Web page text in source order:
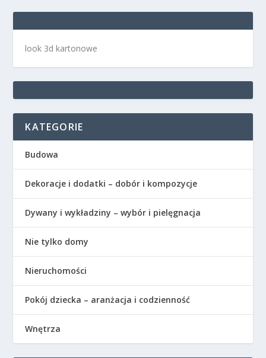
look 3d kartonowe
KATEGORIE
Budowa
Dekoracje i dodatki – dobór i kompozycje
Dywany i wykładziny – wybór i pielęgnacja
Nie tylko domy
Nieruchomości
Pokój dziecka – aranżacja i codzienność
Wnętrza